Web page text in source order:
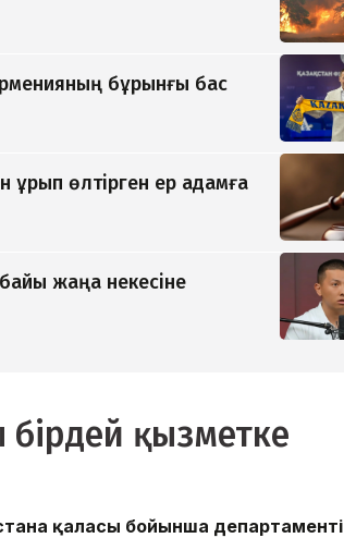
бұрынғы бас
өлтірген ер адамға
жаңа некесіне
бірдей қызметке
қаласы бойынша департаменті